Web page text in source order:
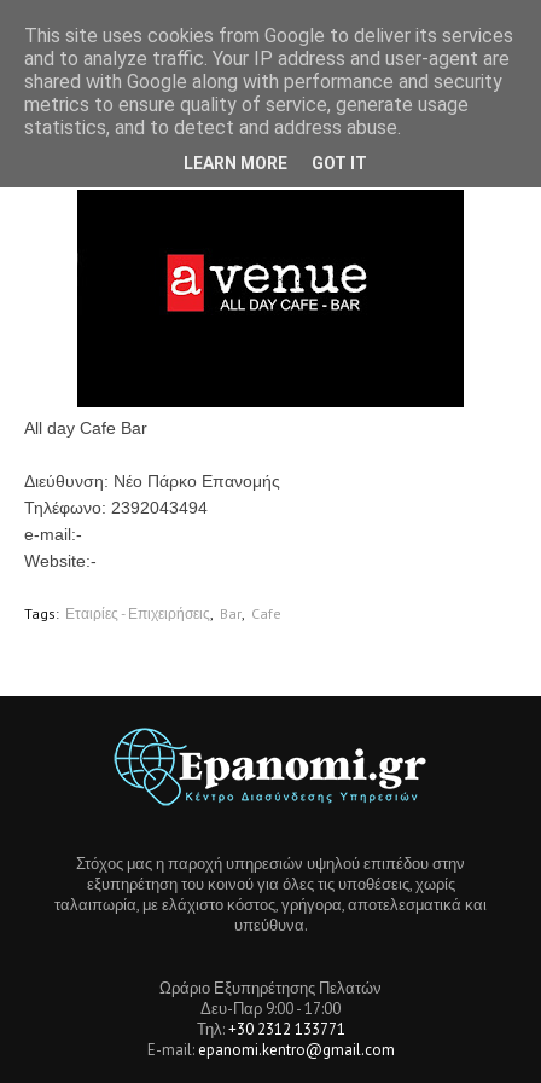
AVENUE
All day Cafe Bar
Διεύθυνση: Νέο Πάρκο Επανομής
Τηλέφωνο: 2392043494
e-mail:-
Website:-
Tags: Εταιρίες - Επιχειρήσεις Bar Cafe
Στόχος μας η παροχή υπηρεσιών υψηλού επιπέδου στην
εξυπηρέτηση του κοινού για όλες τις υποθέσεις, χωρίς
ταλαιπωρία, με ελάχιστο κόστος, γρήγορα, αποτελεσματικά και
υπεύθυνα.
Ωράριο Εξυπηρέτησης Πελατών
Δευ-Παρ 9:00 - 17:00
Τηλ:+30 2312 133771
E-mail: epanomi.kentro@gmail.com
This site uses cookies from Google to deliver its services
and to analyze traffic. Your IP address and user-agent are
shared with Google along with performance and security
metrics to ensure quality of service, generate usage
statistics, and to detect and address abuse.
LEARN MORE GOT IT